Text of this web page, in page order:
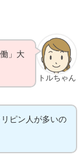
トルちゃん
」大
ピン人が多いの